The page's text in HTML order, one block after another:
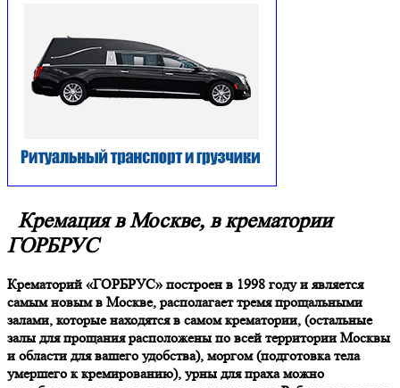
Кремация в Москве, в крематории
ГОРБРУС
Крематорий «ГОРБРУС» построен в 1998 году и является
самым новым в Москве, располагает тремя прощальными
залами, которые находятся в самом крематории, (остальные
залы для прощания расположены по всей территории Москвы
и области для вашего удобства), моргом (подготовка тела
умершего к кремированию), урны для праха можно